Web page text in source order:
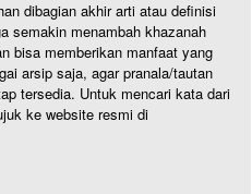
dibagian akhir arti atau definisi
semakin menambah khazanah
bisa memberikan manfaat yang
arsip saja, agar pranala/tautan
tersedia. Untuk mencari kata dari
ke website resmi di